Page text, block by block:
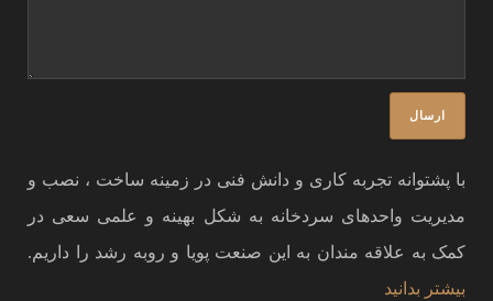
با پشتوانه تجربه کاری و دانش فنی در زمینه ساخت ، نصب و
مدیریت واحدهای سردخانه به شکل بهینه و علمی سعی در
کمک به علاقه مندان به این صنعت پویا و روبه رشد را داریم.
بیشتر بدانید